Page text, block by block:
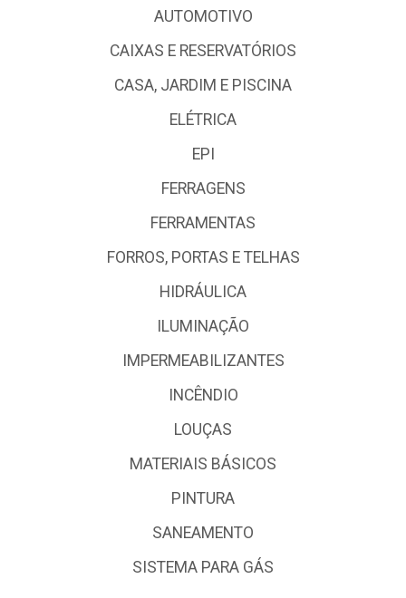
AUTOMOTIVO
CAIXAS E RESERVATÓRIOS
CASA, JARDIM E PISCINA
ELÉTRICA
EPI
FERRAGENS
FERRAMENTAS
FORROS, PORTAS E TELHAS
HIDRÁULICA
ILUMINAÇÃO
IMPERMEABILIZANTES
INCÊNDIO
LOUÇAS
MATERIAIS BÁSICOS
PINTURA
SANEAMENTO
SISTEMA PARA GÁS